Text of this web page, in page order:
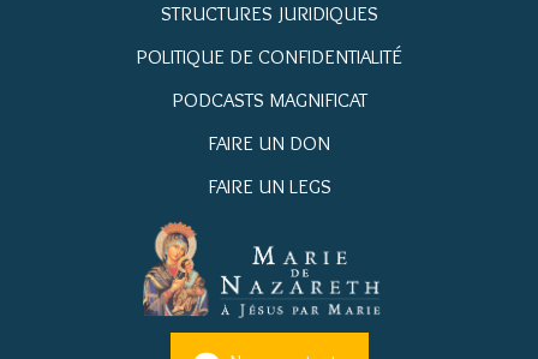
STRUCTURES JURIDIQUES
POLITIQUE DE CONFIDENTIALITÉ
PODCASTS MAGNIFICAT
FAIRE UN DON
FAIRE UN LEGS